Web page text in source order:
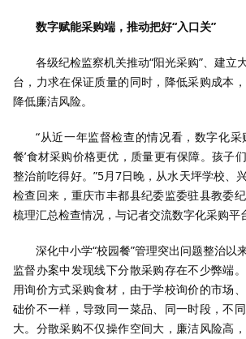
数字赋能采购端，推动把好“入口关”
各级纪检监察机关推动“阳光采购”、建立
台，力求在保证质量的同时，降低采购成本
降低廉洁风险。
“从近一年监督检查的情况看，数字化采
餐’食材采购价格更优，质量更有保障。孩子
整治前吃得好。”5月7日晚，从水天坪学校、
检查回来，重庆市丰都县纪委监委驻县教委
梳理汇总检查情况，与记者交流数字化采购平
深化中小学“校园餐”管理突出问题整治以
监督办案中发现线下分散采购存在不少弊端
用询价方式采购食材，由于学校询价的市场
础价不一样，导致同一菜品、同一时段，不
大。分散采购不仅操作空间大，廉洁风险高